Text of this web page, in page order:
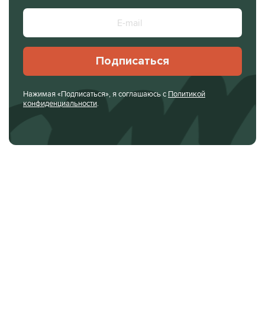
Подписаться
Нажимая «Подписаться», я соглашаюсь с Политикой
конфиденциальности.